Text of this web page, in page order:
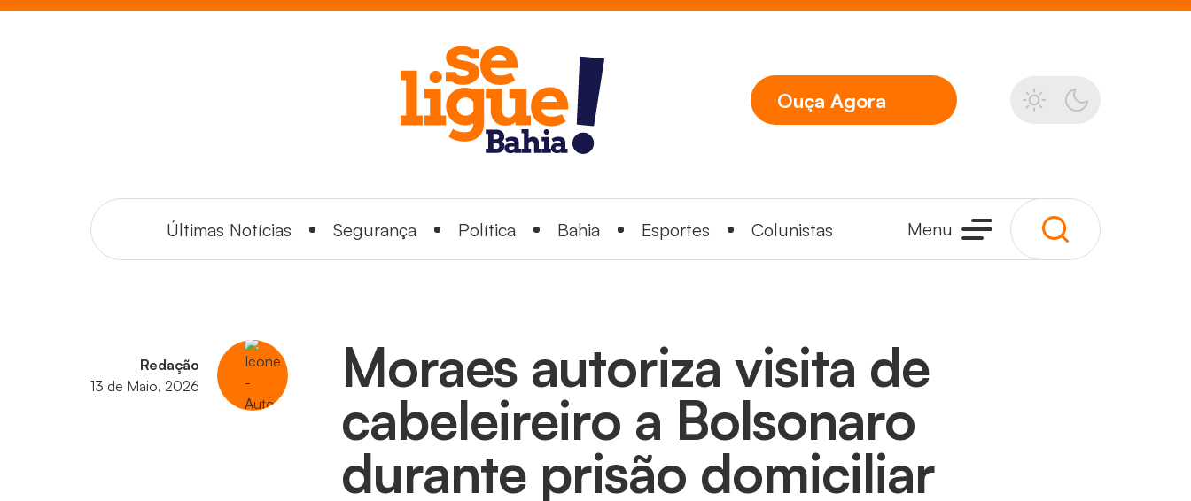
Ouça Agora
Últimas Notícias Segurança Política Bahia Esportes Colunistas Menu
Redação
13 de Maio, 2026
Moraes autoriza visita de
cabeleireiro a Bolsonaro
durante prisão domiciliar